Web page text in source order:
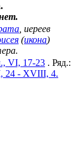
, иереев
(икона)
VI, 17-23 . Ряд.:
24 - XVIII, 4.